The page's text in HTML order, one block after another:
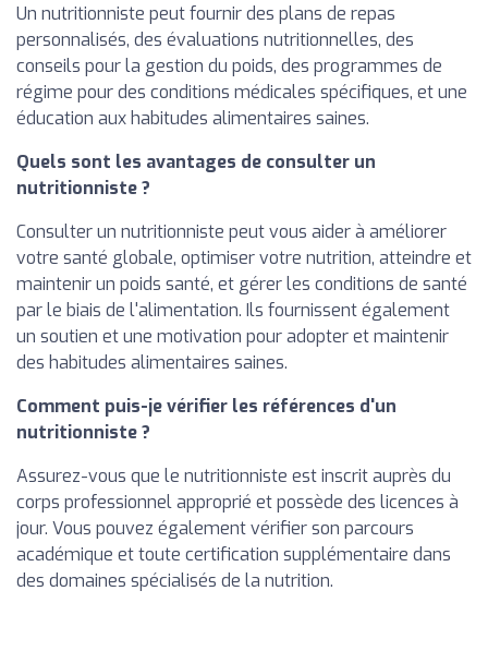
Un nutritionniste peut fournir des plans de repas
personnalisés, des évaluations nutritionnelles, des
conseils pour la gestion du poids, des programmes de
régime pour des conditions médicales spécifiques, et une
éducation aux habitudes alimentaires saines.
Quels sont les avantages de consulter un
nutritionniste ?
Consulter un nutritionniste peut vous aider à améliorer
votre santé globale, optimiser votre nutrition, atteindre et
maintenir un poids santé, et gérer les conditions de santé
par le biais de l'alimentation. Ils fournissent également
un soutien et une motivation pour adopter et maintenir
des habitudes alimentaires saines.
Comment puis-je vérifier les références d'un
nutritionniste ?
Assurez-vous que le nutritionniste est inscrit auprès du
corps professionnel approprié et possède des licences à
jour. Vous pouvez également vérifier son parcours
académique et toute certification supplémentaire dans
des domaines spécialisés de la nutrition.